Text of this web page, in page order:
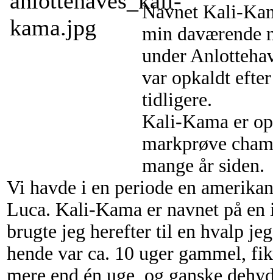
Navnet Kali-
min daværende
under
var opkaldt
tidligere.
Kali-Kama er
markprøve
mange år siden.
Vi havde i en periode en
Luca. Kali-Kama er navnet på
brugte jeg herefter til en hvalp
hende var ca. 10 uger gammel,
mere end én uge, og ganske